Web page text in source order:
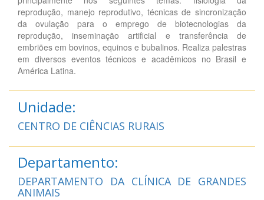
reprodução, manejo reprodutivo, técnicas de sincronização
da ovulação para o emprego de biotecnologias da
reprodução, inseminação artificial e transferência de
embriões em bovinos, equinos e bubalinos. Realiza palestras
em diversos eventos técnicos e acadêmicos no Brasil e
América Latina.
Unidade:
CENTRO DE CIÊNCIAS RURAIS
Departamento:
DEPARTAMENTO DA CLÍNICA DE GRANDES
ANIMAIS